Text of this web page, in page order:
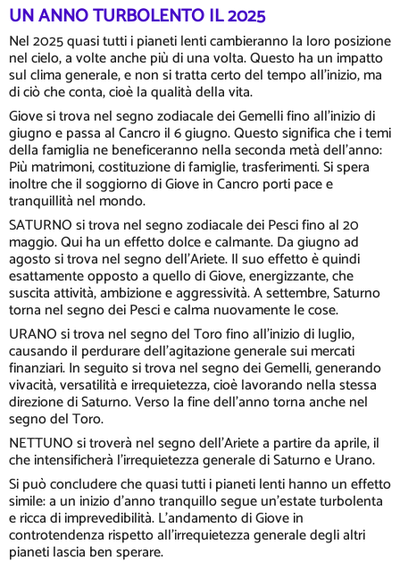
UN ANNO TURBOLENTO IL 2025
Nel 2025 quasi tutti i pianeti lenti cambieranno la loro posizione
nel cielo, a volte anche più di una volta. Questo ha un impatto
sul clima generale, e non si tratta certo del tempo all'inizio, ma
di ciò che conta, cioè la qualità della vita.
Giove si trova nel segno zodiacale dei Gemelli fino all'inizio di
giugno e passa al Cancro il 6 giugno. Questo significa che i temi
della famiglia ne beneficeranno nella seconda metà dell'anno:
Più matrimoni, costituzione di famiglie, trasferimenti. Si spera
inoltre che il soggiorno di Giove in Cancro porti pace e
tranquillità nel mondo.
SATURNO si trova nel segno zodiacale dei Pesci fino al 20
maggio. Qui ha un effetto dolce e calmante. Da giugno ad
agosto si trova nel segno dell'Ariete. Il suo effetto è quindi
esattamente opposto a quello di Giove, energizzante, che
suscita attività, ambizione e aggressività. A settembre, Saturno
torna nel segno dei Pesci e calma nuovamente le cose.
URANO si trova nel segno del Toro fino all'inizio di luglio,
causando il perdurare dell'agitazione generale sui mercati
finanziari. In seguito si trova nel segno dei Gemelli, generando
vivacità, versatilità e irrequietezza, cioè lavorando nella stessa
direzione di Saturno. Verso la fine dell'anno torna anche nel
segno del Toro.
NETTUNO si troverà nel segno dell'Ariete a partire da aprile, il
che intensificherà l'irrequietezza generale di Saturno e Urano.
Si può concludere che quasi tutti i pianeti lenti hanno un effetto
simile: a un inizio d'anno tranquillo segue un'estate turbolenta
e ricca di imprevedibilità. L'andamento di Giove in
controtendenza rispetto all'irrequietezza generale degli altri
pianeti lascia ben sperare.